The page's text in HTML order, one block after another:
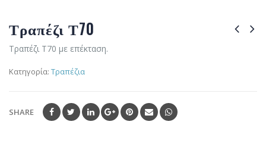
Τραπέζι Τ70
Τραπέζι Τ70 με επέκταση.
Κατηγορία: Τραπέζια
SHARE